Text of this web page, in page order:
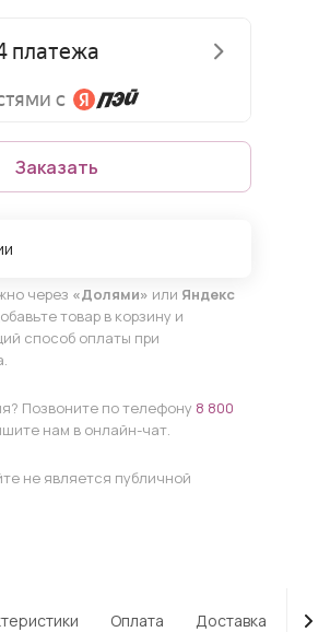
Заказать
через «Долями» или Яндекс
товар в корзину и
способ оплаты при
Позвоните по телефону 8 800
нам в онлайн-чат.
не является публичной
Оплата Доставка